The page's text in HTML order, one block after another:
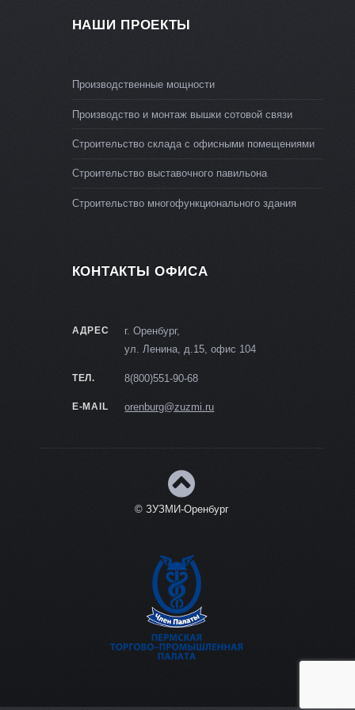
НАШИ ПРОЕКТЫ
Производственные мощности
Производство и монтаж вышки сотовой связи
Строительство склада с офисными помещениями
Строительство выставочного павильона
Строительство многофункционального здания
КОНТАКТЫ ОФИСА
АДРЕС
г. Оренбург,
ул. Ленина, д.15, офис 104
ТЕЛ. 8(800)551-90-68
E-MAIL orenburg@zuzmi.ru
© ЗУЗМИ-Оренбург